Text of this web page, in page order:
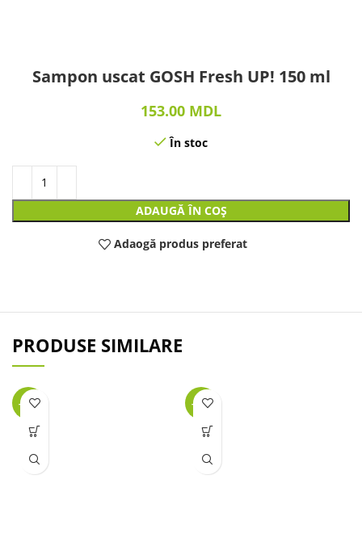
Sampon uscat GOSH Fresh UP! 150 ml
153.00 MDL
În stoc
ADAUGĂ ÎN COȘ
Adaogă produs preferat
PRODUSE SIMILARE
-39% -23%